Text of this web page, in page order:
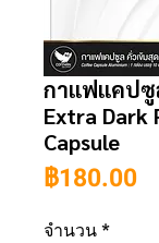
กาแฟแคปซู
Extra Dark
Capsule
฿180.00ร
จำนวน *